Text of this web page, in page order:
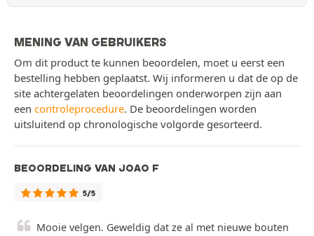
MENING VAN GEBRUIKERS
Om dit product te kunnen beoordelen, moet u eerst een
bestelling hebben geplaatst. Wij informeren u dat de op de
site achtergelaten beoordelingen onderworpen zijn aan
een controleprocedure. De beoordelingen worden
uitsluitend op chronologische volgorde gesorteerd.
BEOORDELING VAN JOAO F
5/5
Mooie velgen. Geweldig dat ze al met nieuwe bouten